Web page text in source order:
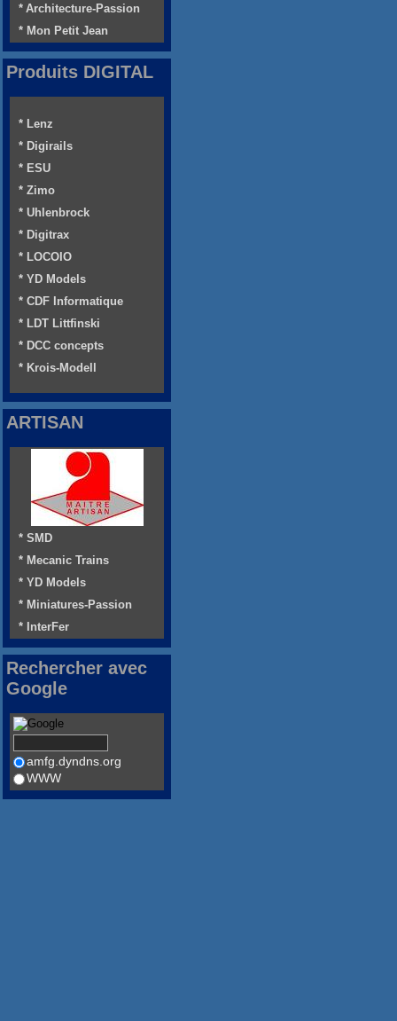
* Architecture-Passion
* Mon Petit Jean
Produits DIGITAL
* Lenz
* Digirails
* ESU
* Zimo
* Uhlenbrock
* Digitrax
* LOCOIO
* YD Models
* CDF Informatique
* LDT Littfinski
* DCC concepts
* Krois-Modell
ARTISAN
* SMD
* Mecanic Trains
* YD Models
* Miniatures-Passion
* InterFer
Rechercher avec
Google
amfg.dyndns.org
WWW